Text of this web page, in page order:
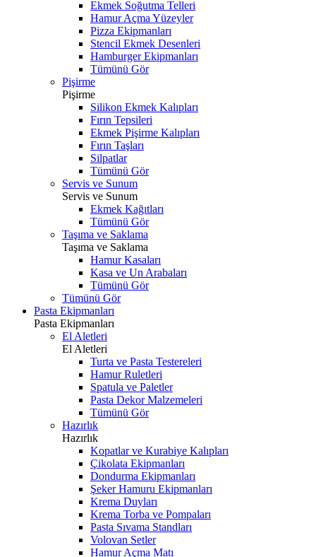
Ekmek Soğutma Telleri
Hamur Açma Yüzeyler
Pizza Ekipmanları
Stencil Ekmek Desenleri
Hamburger Ekipmanları
Tümünü Gör
Pişirme
Pişirme
Silikon Ekmek Kalıpları
Fırın Tepsileri
Ekmek Pişirme Kalıpları
Fırın Taşları
Silpatlar
Tümünü Gör
Servis ve Sunum
Servis ve Sunum
Ekmek Kağıtları
Tümünü Gör
Taşıma ve Saklama
Taşıma ve Saklama
Hamur Kasaları
Kasa ve Un Arabaları
Tümünü Gör
Tümünü Gör
Pasta Ekipmanları
Pasta Ekipmanları
El Aletleri
El Aletleri
Turta ve Pasta Testereleri
Hamur Ruletleri
Spatula ve Paletler
Pasta Dekor Malzemeleri
Tümünü Gör
Hazırlık
Hazırlık
Kopatlar ve Kurabiye Kalıpları
Çikolata Ekipmanları
Dondurma Ekipmanları
Şeker Hamuru Ekipmanları
Krema Duyları
Krema Torba ve Pompaları
Pasta Sıvama Standları
Volovan Setler
Hamur Açma Matı